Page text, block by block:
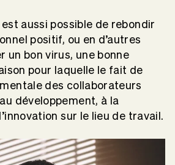
est aussi possible de rebondir
positif, ou en d’autres
un bon virus, une bonne
pour laquelle le fait de
des collaborateurs
développement, à la
sur le lieu de travail.